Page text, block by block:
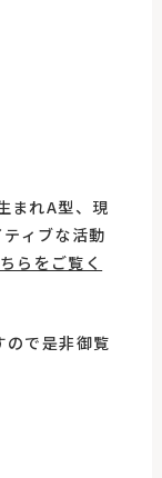
まれA型、現
ィブな活動
らをご覧く
で是非御覧